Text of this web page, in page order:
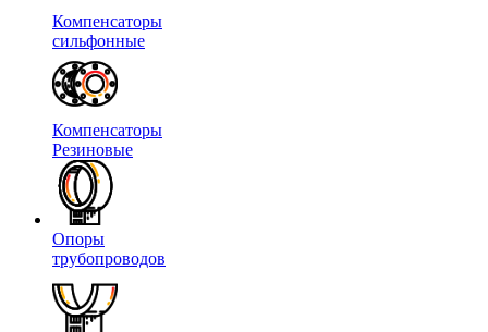
Компенсаторы
сильфонные
Компенсаторы
Резиновые
Опоры
трубопроводов